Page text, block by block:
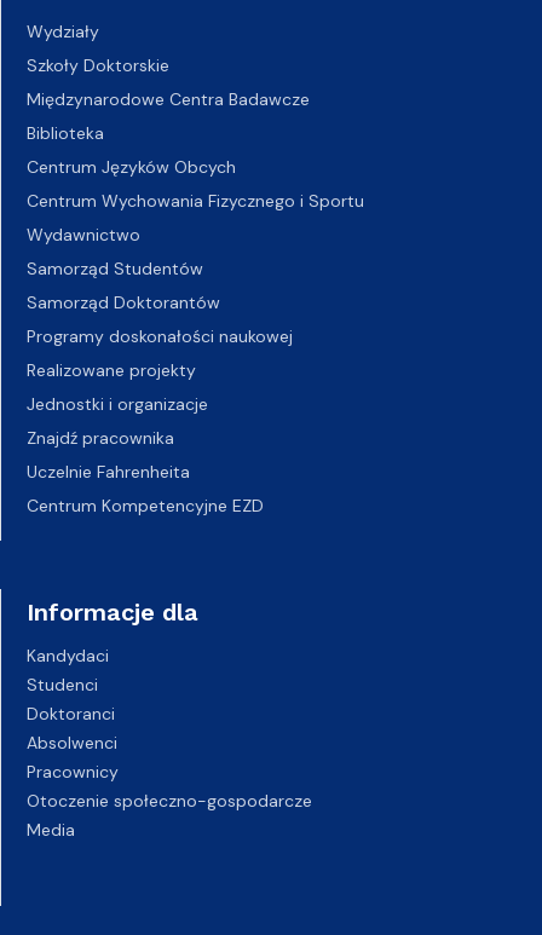
Wydziały
Szkoły Doktorskie
Międzynarodowe Centra Badawcze
Biblioteka
Centrum Języków Obcych
Centrum Wychowania Fizycznego i Sportu
Wydawnictwo
Samorząd Studentów
Samorząd Doktorantów
Programy doskonałości naukowej
Realizowane projekty
Jednostki i organizacje
Znajdź pracownika
Uczelnie Fahrenheita
Centrum Kompetencyjne EZD
Informacje dla
Kandydaci
Studenci
Doktoranci
Absolwenci
Pracownicy
Otoczenie społeczno-gospodarcze
Media